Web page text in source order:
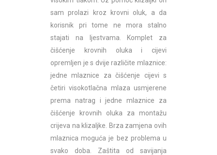
sam prolazi kroz krovni oluk, a da
korisnik pri tome ne mora stalno
stajati na ljestvama. Komplet za
čišćenje krovnih oluka i cijevi
opremljen je s dvije različite mlaznice:
jedne mlaznice za čišćenje cijevi s
četiri visokotlačna mlaza usmjerene
prema natrag i jedne mlaznice za
čišćenje krovnih oluka za montažu
crijeva na klizaljke. Brza zamjena ovih
mlaznica moguća je bez problema u
svako doba. Zaštita od savijanja